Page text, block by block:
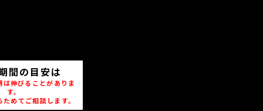
間の目安は
は伸びることがありま
す。
めてご相談します。